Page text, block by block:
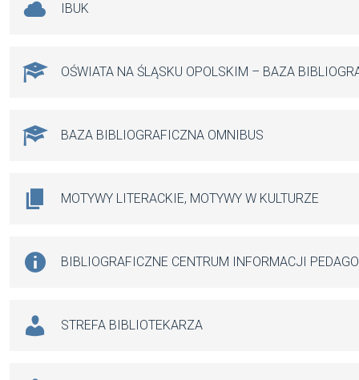
IBUK
OŚWIATA NA ŚLĄSKU OPOLSKIM – BAZA
BAZA BIBLIOGRAFICZNA OMNIBUS
MOTYWY LITERACKIE, MOTYWY W KULTURZE
BIBLIOGRAFICZNE CENTRUM INFORMACJI
STREFA BIBLIOTEKARZA